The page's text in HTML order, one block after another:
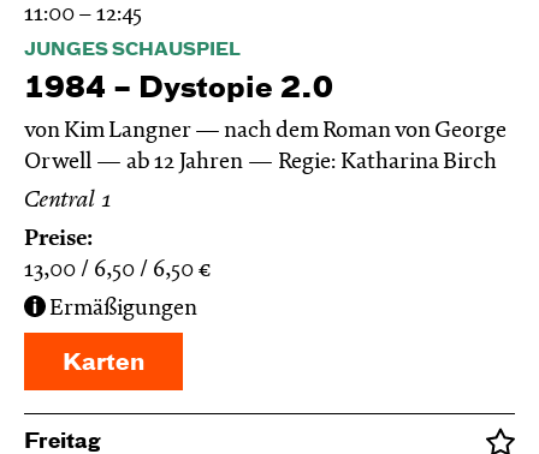
11:00 – 12:45
JUNGES SCHAUSPIEL
1984 – Dystopie 2.0
von Kim Langner — nach dem Roman von George
Orwell
ab 12 Jahren
Regie: Katharina Birch
Central 1
Preise:
13,00
6,50 6,50 €
Ermäßigungen
Karten
Freitag